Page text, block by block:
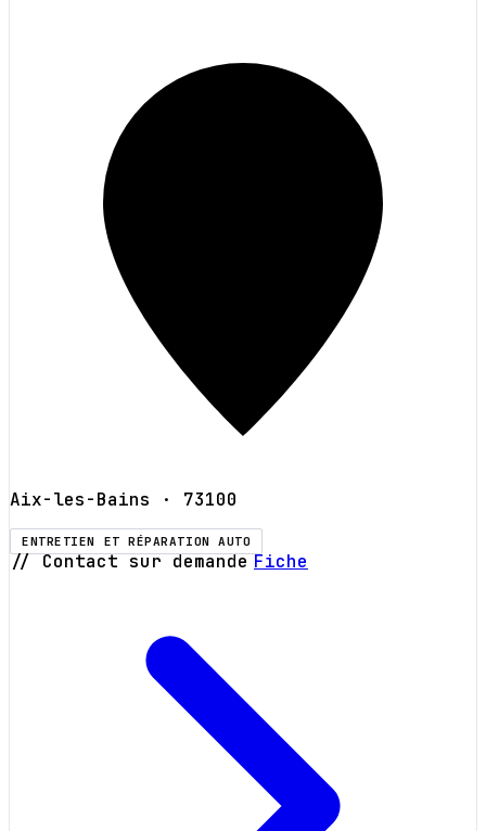
Aix-les-Bains · 73100
ENTRETIEN ET RÉPARATION AUTO
// Contact sur demande Fiche